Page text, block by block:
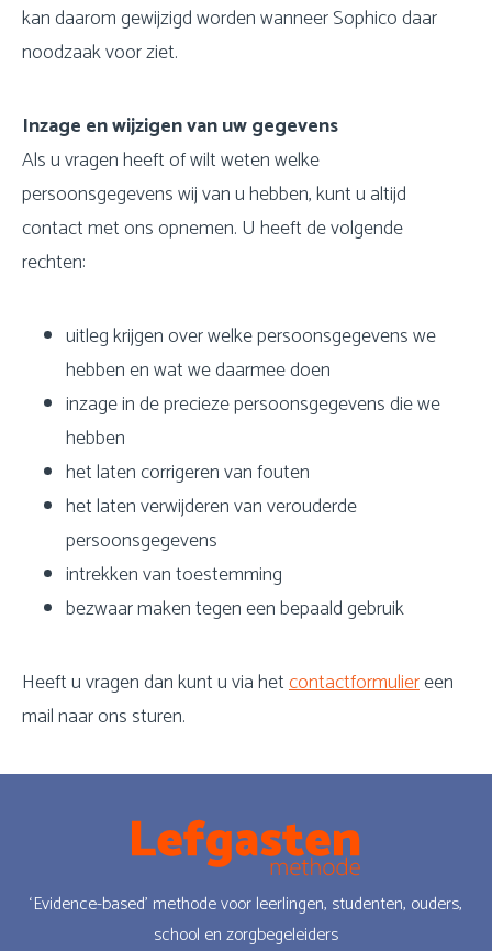
kan daarom gewijzigd worden wanneer Sophico daar
noodzaak voor ziet.
Inzage en wijzigen van uw gegevens
Als u vragen heeft of wilt weten welke
persoonsgegevens wij van u hebben, kunt u altijd
contact met ons opnemen. U heeft de volgende
rechten:
uitleg krijgen over welke persoonsgegevens we
hebben en wat we daarmee doen
inzage in de precieze persoonsgegevens die we
hebben
het laten corrigeren van fouten
het laten verwijderen van verouderde
persoonsgegevens
intrekken van toestemming
bezwaar maken tegen een bepaald gebruik
Heeft u vragen dan kunt u via hetcontactformuliereen
mail naar ons sturen.
‘Evidence-based’ methode voor leerlingen, studenten, ouders,
school en zorgbegeleiders